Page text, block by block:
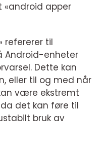
«android apper
refererer til
Android-enheter
Dette kan
eller til og med når
være ekstremt
det kan føre til
bruk av